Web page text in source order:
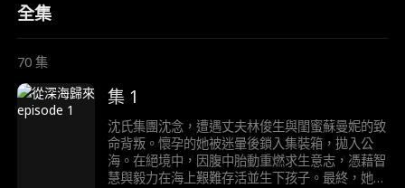
全集
70 集
集 1
沈氏集團沈念，遭遇丈夫林俊生與閨蜜蘇曼妮的致
命背叛。懷孕的她被迷暈後鎖入集裝箱，拋入公
海。在絕境中，因腹中胎動重燃求生意志，憑藉智
慧與毅力在海上艱難存活並生下孩子。最終，她被